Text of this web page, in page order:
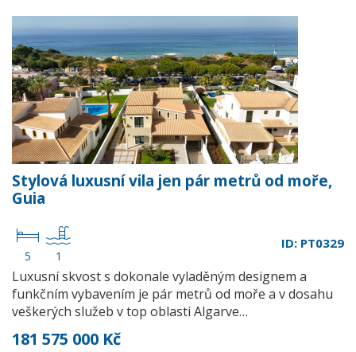
Stylová luxusní vila jen pár metrů od moře,
Guia
5 1
ID: PT0329
Luxusní skvost s dokonale vyladěným designem a
funkčním vybavením je pár metrů od moře a v dosahu
veškerých služeb v top oblasti Algarve…
181 575 000 Kč